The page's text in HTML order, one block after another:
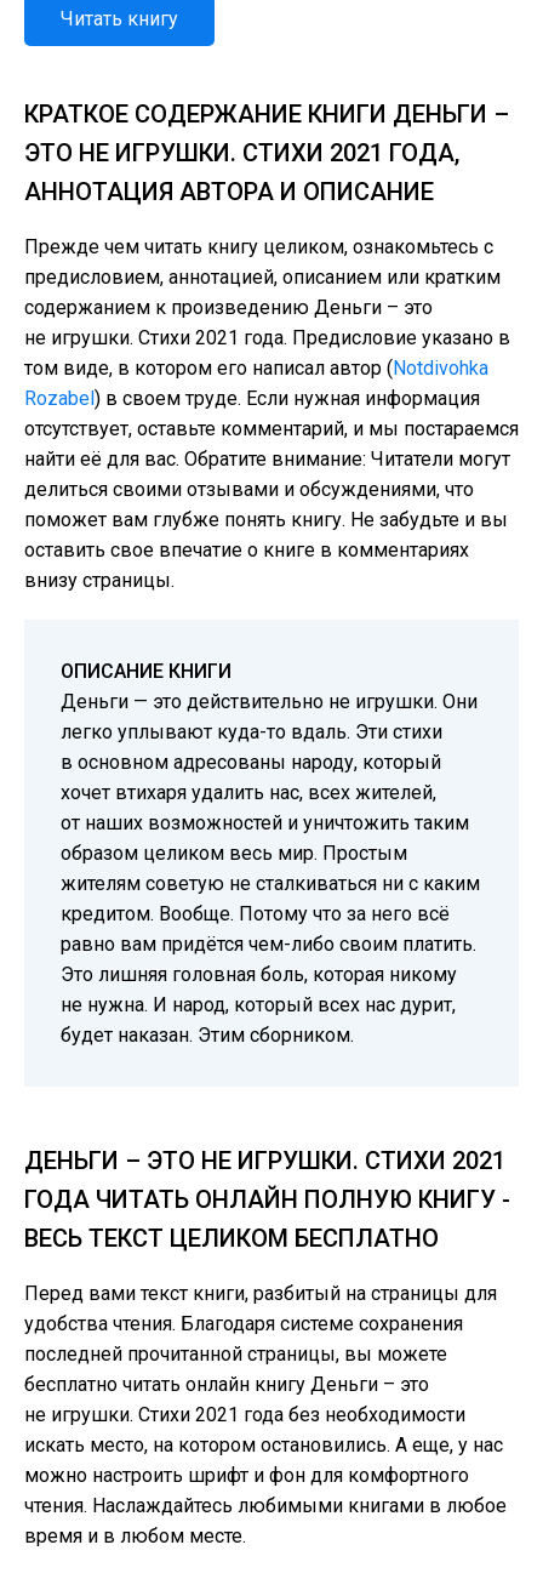
Читать книгу
КРАТКОЕ СОДЕРЖАНИЕ КНИГИ ДЕНЬГИ –
ЭТО НЕ ИГРУШКИ. СТИХИ 2021 ГОДА,
АННОТАЦИЯ АВТОРА И ОПИСАНИЕ
Прежде чем читать книгу целиком, ознакомьтесь с
предисловием, аннотацией, описанием или кратким
содержанием к произведению Деньги – это
не игрушки. Стихи 2021 года. Предисловие указано в
том виде, в котором его написал автор (Notdivohka
Rozabel) в своем труде. Если нужная информация
отсутствует, оставьте комментарий, и мы постараемся
найти её для вас. Обратите внимание: Читатели могут
делиться своими отзывами и обсуждениями, что
поможет вам глубже понять книгу. Не забудьте и вы
оставить свое впечатие о книге в комментариях
внизу страницы.
ОПИСАНИЕ КНИГИ
Деньги — это действительно не игрушки. Они
легко уплывают куда-то вдаль. Эти стихи
в основном адресованы народу, который
хочет втихаря удалить нас, всех жителей,
от наших возможностей и уничтожить таким
образом целиком весь мир. Простым
жителям советую не сталкиваться ни с каким
кредитом. Вообще. Потому что за него всё
равно вам придётся чем-либо своим платить.
Это лишняя головная боль, которая никому
не нужна. И народ, который всех нас дурит,
будет наказан. Этим сборником.
ДЕНЬГИ – ЭТО НЕ ИГРУШКИ. СТИХИ 2021
ГОДА ЧИТАТЬ ОНЛАЙН ПОЛНУЮ КНИГУ -
ВЕСЬ ТЕКСТ ЦЕЛИКОМ БЕСПЛАТНО
Перед вами текст книги, разбитый на страницы для
удобства чтения. Благодаря системе сохранения
последней прочитанной страницы, вы можете
бесплатно читать онлайн книгу Деньги – это
не игрушки. Стихи 2021 года без необходимости
искать место, на котором остановились. А еще, у нас
можно настроить шрифт и фон для комфортного
чтения. Наслаждайтесь любимыми книгами в любое
время и в любом месте.